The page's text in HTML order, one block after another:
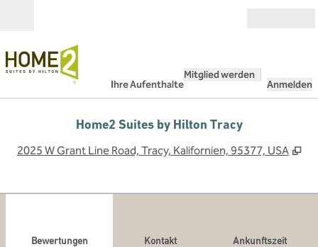
Ihre Aufenthalte
Mitglied werden
Anmelden
Home2 Suites by Hilton Tracy
2025 W Grant Line Road, Tracy, Kalifornien, 95377, USA ,
Bewertungen Kontakt
Ankunftszeit